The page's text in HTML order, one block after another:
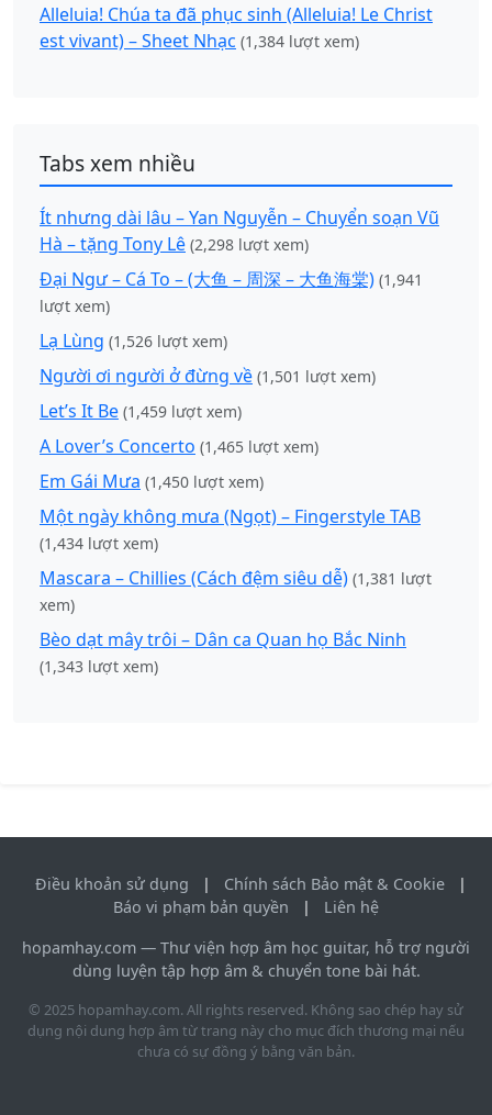
Alleluia! Chúa ta đã phục sinh (Alleluia! Le Christ
est vivant) – Sheet Nhạc (1,384 lượt xem)
Tabs xem nhiều
Ít nhưng dài lâu – Yan Nguyễn – Chuyển soạn Vũ
Hà – tặng Tony Lê (2,298 lượt xem)
Đại Ngư – Cá To – (大鱼 – 周深 – 大鱼海棠) (1,941
lượt xem)
Lạ Lùng (1,526 lượt xem)
Người ơi người ở đừng về (1,501 lượt xem)
Let’s It Be (1,459 lượt xem)
A Lover’s Concerto (1,465 lượt xem)
Em Gái Mưa (1,450 lượt xem)
Một ngày không mưa (Ngọt) – Fingerstyle TAB
(1,434 lượt xem)
Mascara – Chillies (Cách đệm siêu dễ) (1,381 lượt
xem)
Bèo dạt mây trôi – Dân ca Quan họ Bắc Ninh
(1,343 lượt xem)
Điều khoản sử dụng | Chính sách Bảo mật & Cookie
|
Báo vi phạm bản quyền
|
Liên hệ
hopamhay.com — Thư viện hợp âm học guitar, hỗ trợ người
dùng luyện tập hợp âm & chuyển tone bài hát.
© 2025 hopamhay.com. All rights reserved. Không sao chép hay sử
dụng nội dung hợp âm từ trang này cho mục đích thương mại nếu
chưa có sự đồng ý bằng văn bản.